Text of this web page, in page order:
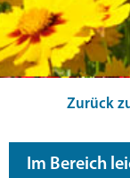
Zurück
Im Bereich